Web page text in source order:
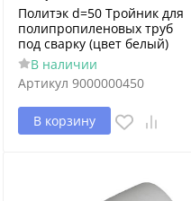
Политэк d=50 Тройник для
полипропиленовых труб
под сварку (цвет белый)
В наличии
Артикул 9000000450
В корзину